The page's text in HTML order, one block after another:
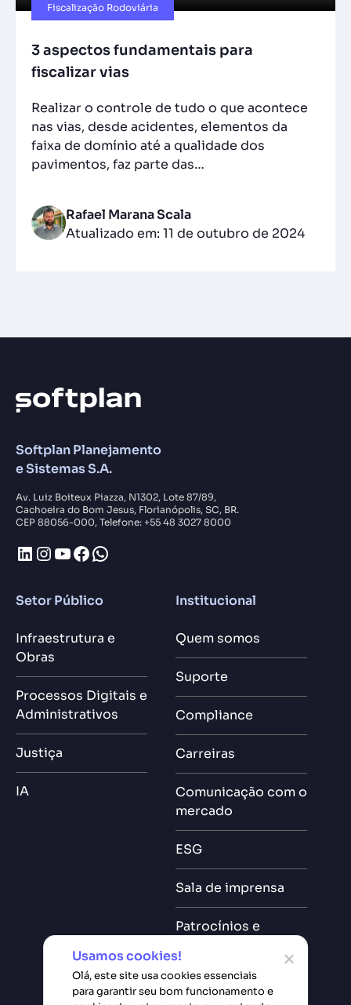
Fiscalização Rodoviária
3 aspectos fundamentais para
fiscalizar vias
Realizar o controle de tudo o que acontece
nas vias, desde acidentes, elementos da
faixa de domínio até a qualidade dos
pavimentos, faz parte das…
Rafael Marana Scala
Atualizado em: 11 de outubro de 2024
Softplan Planejamento
e Sistemas S.A.
Av. Luiz Boiteux Piazza, N1302, Lote 87/89,
Cachoeira do Bom Jesus, Florianópolis, SC, BR.
CEP 88056-000, Telefone: +55 48 3027 8000
LinkedIn
Instagram
Youtube
Facebook
WhatsApp
Setor Público
Infraestrutura e
Obras
Processos Digitais e
Administrativos
Justiça
IA
Institucional
Quem somos
Suporte
Compliance
Carreiras
Comunicação com o
mercado
ESG
Sala de imprensa
Patrocínios e
Usamos cookies!
Olá, este site usa cookies essenciais
para garantir seu bom funcionamento e